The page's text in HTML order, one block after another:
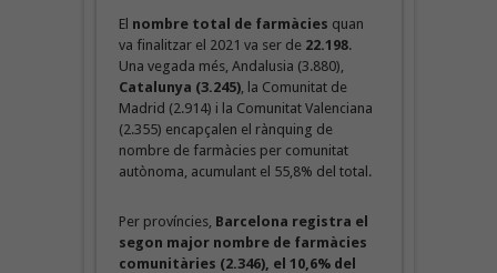
El nombre total de farmàcies quan
va finalitzar el 2021 va ser de 22.198.
Una vegada més, Andalusia (3.880),
Catalunya (3.245), la Comunitat de
Madrid (2.914) i la Comunitat Valenciana
(2.355) encapçalen el rànquing de
nombre de farmàcies per comunitat
autònoma, acumulant el 55,8% del total.
Per províncies, Barcelona registra el
segon major nombre de farmàcies
comunitàries (2.346), el 10,6% del